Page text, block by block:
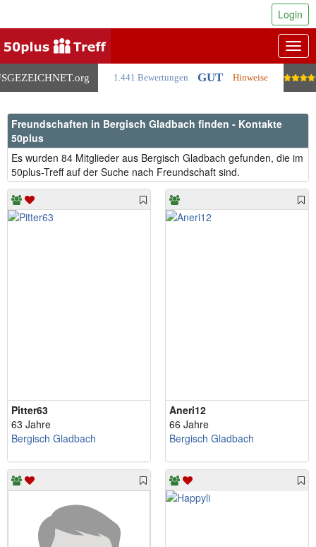
.org 1.441 Bewertungen GUT Hinweise
Login
Freundschaften in Bergisch Gladbach finden - Kontakte
50plus
Es wurden 84 Mitglieder aus Bergisch Gladbach gefunden, die im
50plus-Treff auf der Suche nach Freundschaft sind.
Pitter63
63 Jahre
Bergisch Gladbach
Aneri12
66 Jahre
Bergisch Gladbach